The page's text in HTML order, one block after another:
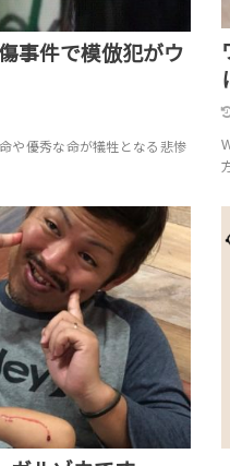
事件で模倣犯がウ
や優秀な命が犠牲となる悲惨